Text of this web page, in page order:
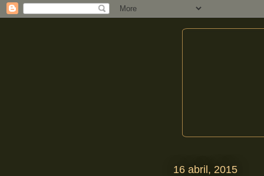
16 abril, 2015